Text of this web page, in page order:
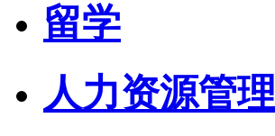
留学
人力资源管理